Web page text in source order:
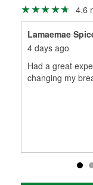
4.6
Lamaemae
4 days ago
Had a great
changing my